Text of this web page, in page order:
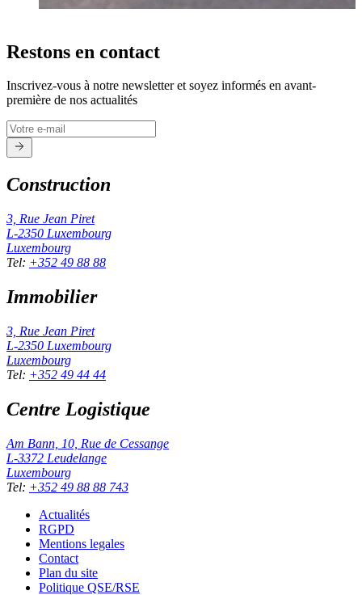
Restons en contact
Inscrivez-vous à notre newsletter et soyez informés en avant-
première de nos actualités
Construction
3, Rue Jean Piret
L-2350 Luxembourg
Luxembourg
Tel: +352 49 88 88
Immobilier
3, Rue Jean Piret
L-2350 Luxembourg
Luxembourg
Tel: +352 49 44 44
Centre Logistique
Am Bann, 10, Rue de Cessange
L-3372 Leudelange
Luxembourg
Tel: +352 49 88 88 743
Actualités
RGPD
Mentions legales
Contact
Plan du site
Politique QSE/RSE